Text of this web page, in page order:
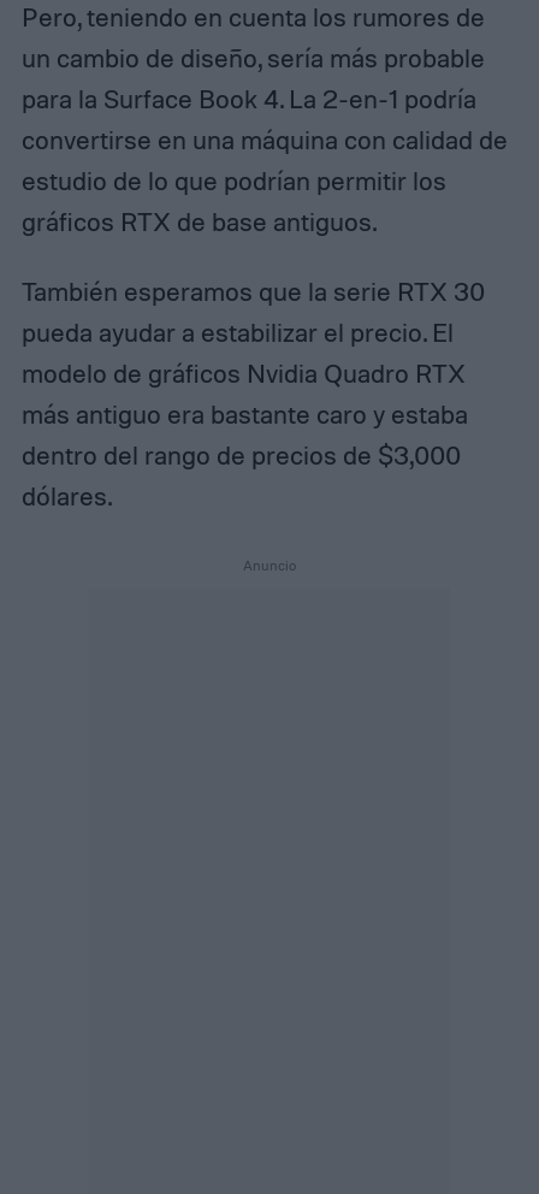
Pero, teniendo en cuenta los rumores de
un cambio de diseño, sería más probable
para la Surface Book 4. La 2-en-1 podría
convertirse en una máquina con calidad de
estudio de lo que podrían permitir los
gráficos RTX de base antiguos.
También esperamos que la serie RTX 30
pueda ayudar a estabilizar el precio. El
modelo de gráficos Nvidia Quadro RTX
más antiguo era bastante caro y estaba
dentro del rango de precios de $3,000
dólares.